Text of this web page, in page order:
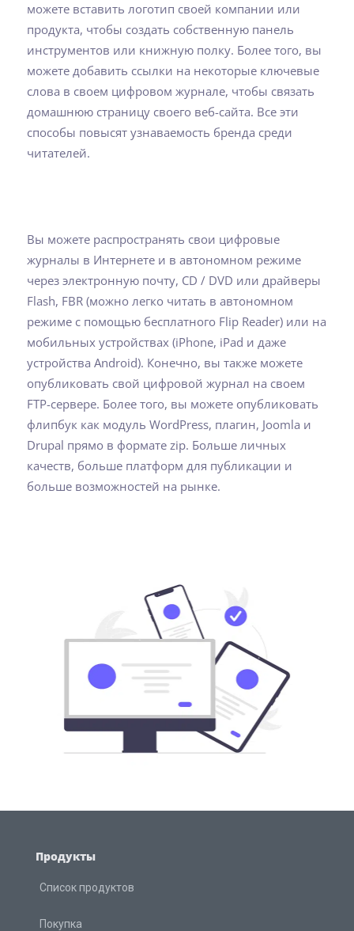
можете вставить логотип своей компании или
продукта, чтобы создать собственную панель
инструментов или книжную полку. Более того, вы
можете добавить ссылки на некоторые ключевые
слова в своем цифровом журнале, чтобы связать
домашнюю страницу своего веб-сайта. Все эти
способы повысят узнаваемость бренда среди
читателей.
Вы можете распространять свои цифровые
журналы в Интернете и в автономном режиме
через электронную почту, CD / DVD или драйверы
Flash, FBR (можно легко читать в автономном
режиме с помощью бесплатного Flip Reader) или на
мобильных устройствах (iPhone, iPad и даже
устройства Android). Конечно, вы также можете
опубликовать свой цифровой журнал на своем
FTP-сервере. Более того, вы можете опубликовать
флипбук как модуль WordPress, плагин, Joomla и
Drupal прямо в формате zip. Больше личных
качеств, больше платформ для публикации и
больше возможностей на рынке.
Продукты
Список продуктов
Покупка